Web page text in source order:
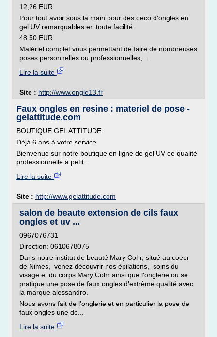
12,26 EUR
Pour tout avoir sous la main pour des déco d'ongles en
gel UV remarquables en toute facilité.
48.50 EUR
Matériel complet vous permettant de faire de nombreuses
poses personnelles ou professionnelles,...
Lire la suite
Site : http://www.ongle13.fr
Faux ongles en resine : materiel de pose -
gelattitude.com
BOUTIQUE GEL ATTITUDE
Déjà 6 ans à votre service
Bienvenue sur notre boutique en ligne de gel UV de qualité
professionnelle à petit...
Lire la suite
Site : http://www.gelattitude.com
salon de beaute extension de cils faux
ongles et uv ...
0967076731
Direction: 0610678075
Dans notre institut de beauté Mary Cohr, situé au coeur
de Nimes, venez découvrir nos épilations, soins du
visage et du corps Mary Cohr ainsi que l'onglerie ou se
pratique une pose de faux ongles d'extrème qualité avec
la marque alessandro.
Nous avons fait de l'onglerie et en particulier la pose de
faux ongles une de...
Lire la suite